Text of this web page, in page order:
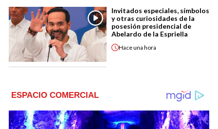
Invitados especiales, símbolos
y otras curiosidades de la
posesión presidencial de
Abelardo de la Espriella
Haceuna hora